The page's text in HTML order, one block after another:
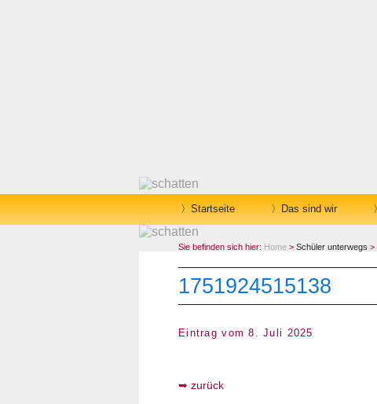
Startseite Das sind wir
Sie befinden sich hier: Home > Schüler unterwegs >
1751924515138
Eintrag vom 8. Juli 2025
zurück